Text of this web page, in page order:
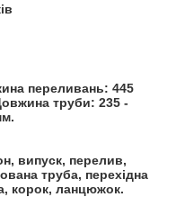
переливань: 445
труби: 235 -
випуск, перелив,
труба, перехідна
корок, ланцюжок.